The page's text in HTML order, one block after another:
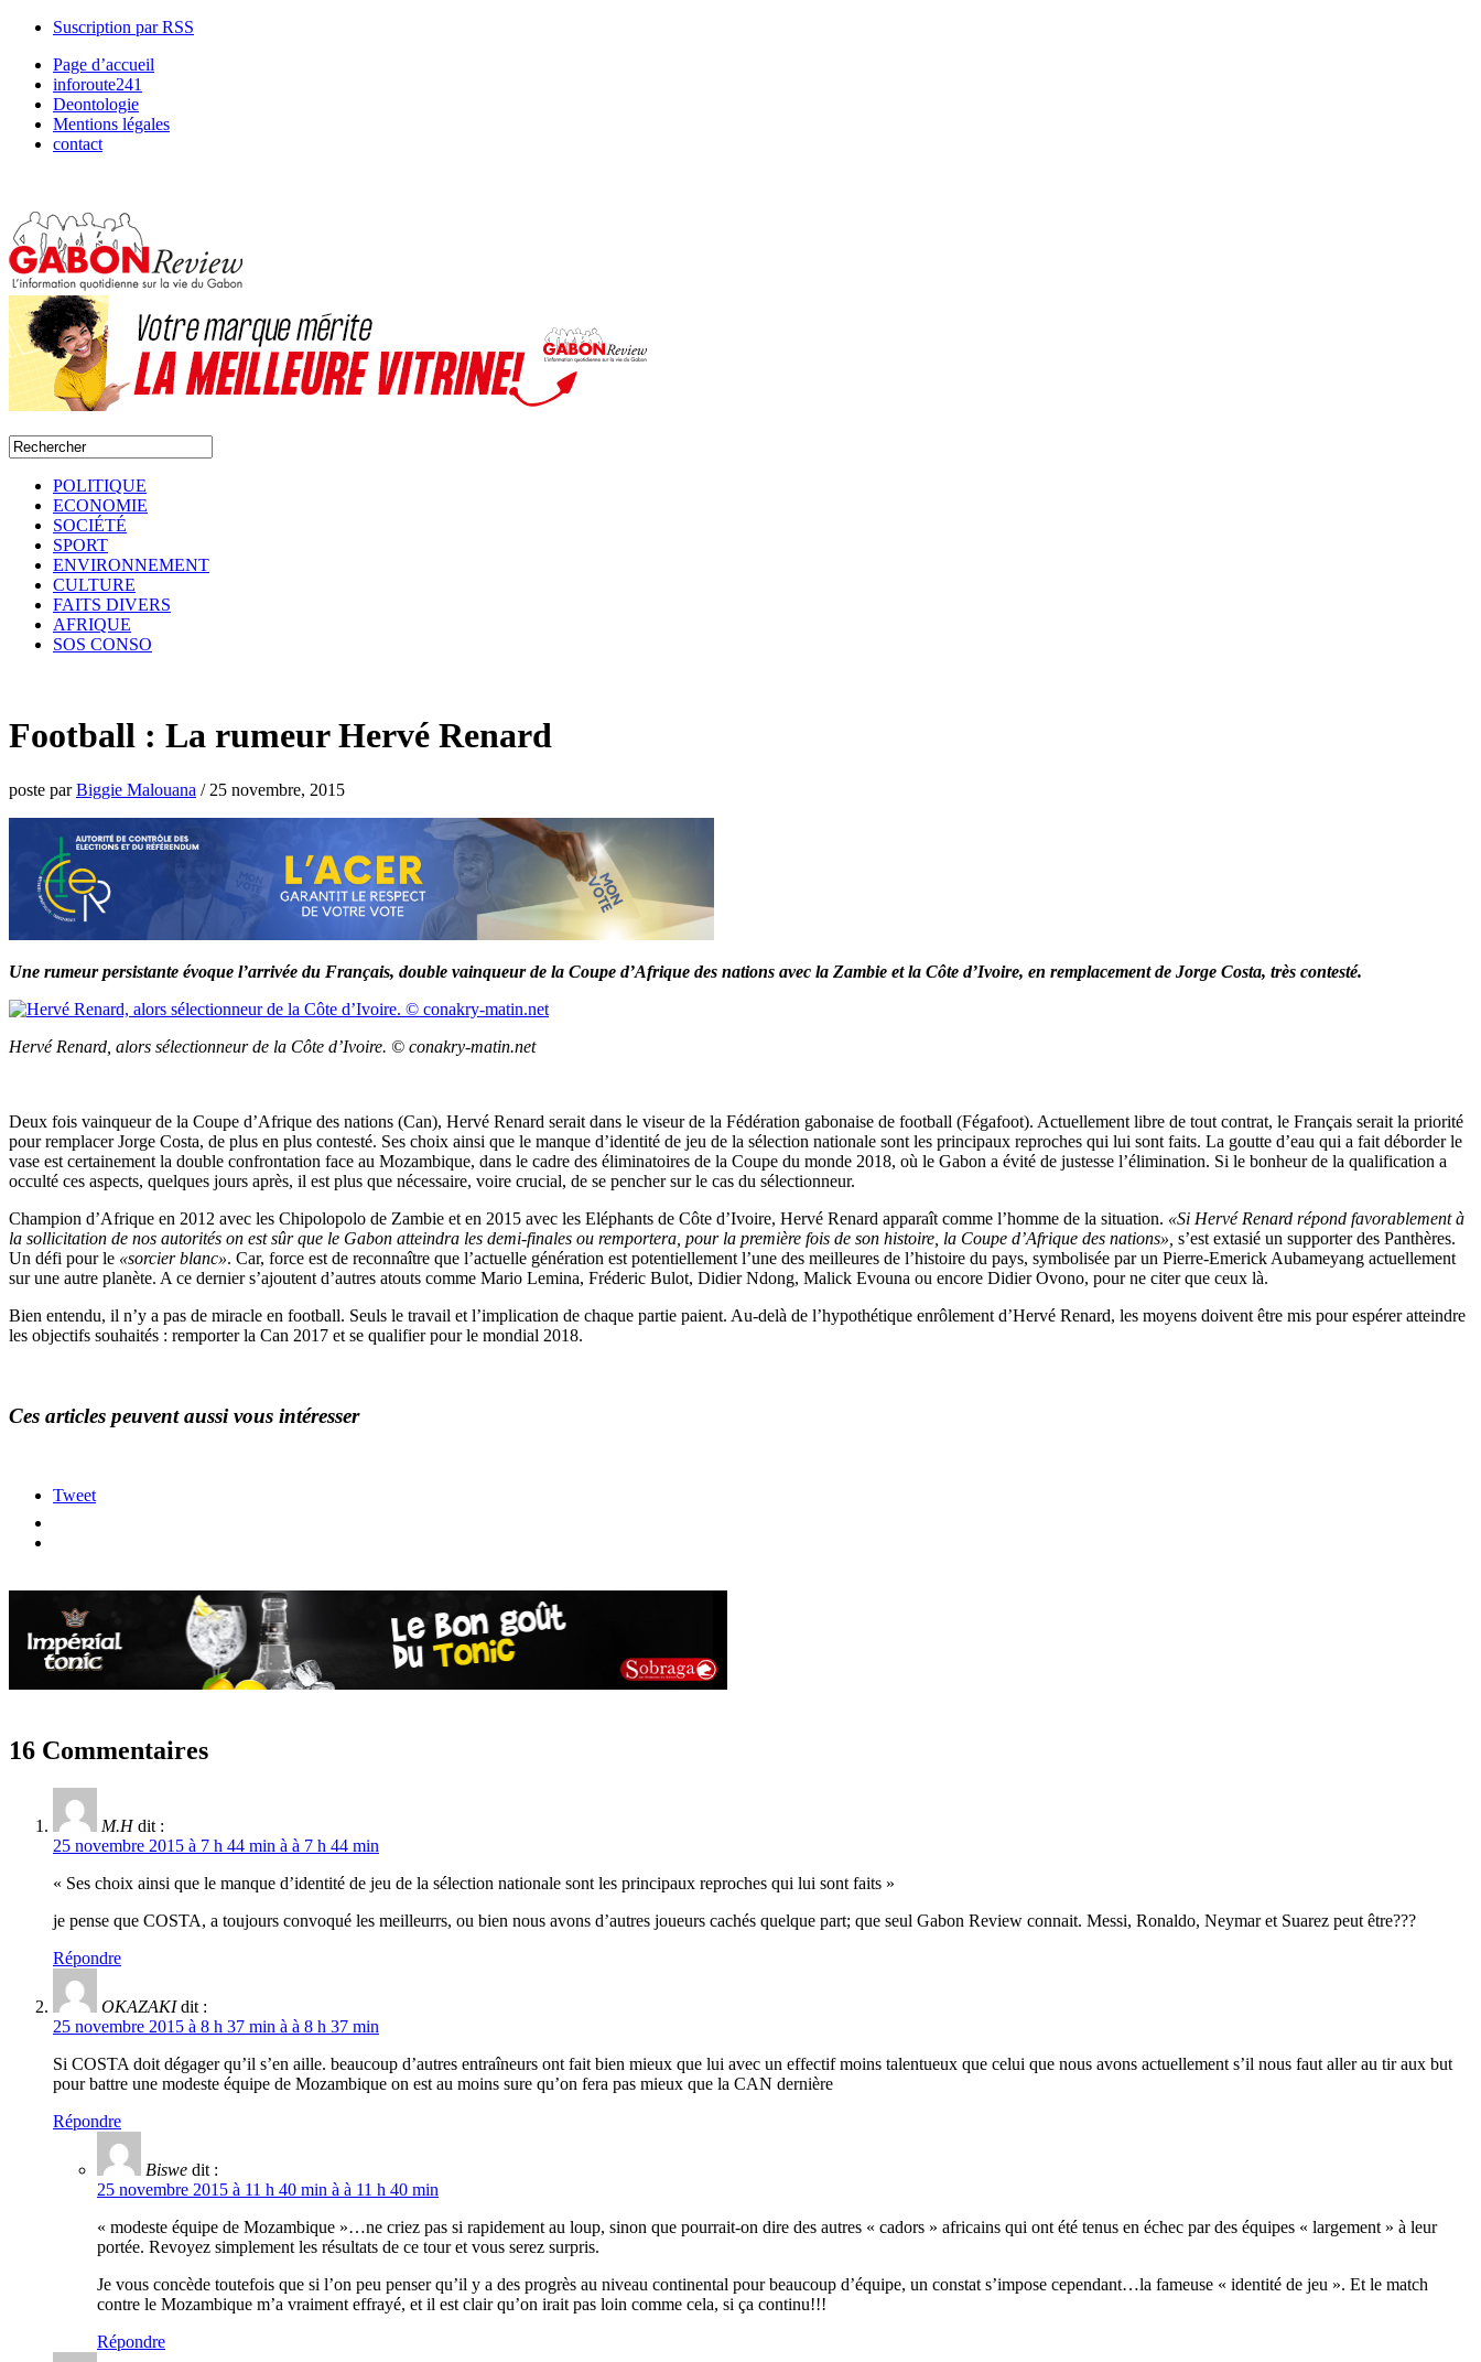
Suscription par RSS
Page d’accueil
inforoute241
Deontologie
Mentions légales
contact
POLITIQUE
ECONOMIE
SOCIÉTÉ
SPORT
ENVIRONNEMENT
CULTURE
FAITS DIVERS
AFRIQUE
SOS CONSO
Football : La rumeur Hervé Renard
poste parBiggie Malouana / 25 novembre, 2015
Une rumeur persistante évoque l’arrivée du Français, double vainqueur de la Coupe d’Afrique des nations avec la Zambie et la Côte d’Ivoire, en remplacement de Jorge Costa, très contesté.
Hervé Renard, alors sélectionneur de la Côte d’Ivoire. © conakry-matin.net
Deux fois vainqueur de la Coupe d’Afrique des nations (Can), Hervé Renard serait dans le viseur de la Fédération gabonaise de football (Fégafoot). Actuellement libre de tout contrat, le Français serait la priorité
pour remplacer Jorge Costa, de plus en plus contesté. Ses choix ainsi que le manque d’identité de jeu de la sélection nationale sont les principaux reproches qui lui sont faits. La goutte d’eau qui a fait déborder le
vase est certainement la double confrontation face au Mozambique, dans le cadre des éliminatoires de la Coupe du monde 2018, où le Gabon a évité de justesse l’élimination. Si le bonheur de la qualification a
occulté ces aspects, quelques jours après, il est plus que nécessaire, voire crucial, de se pencher sur le cas du sélectionneur.
Champion d’Afrique en 2012 avec les Chipolopolo de Zambie et en 2015 avec les Eléphants de Côte d’Ivoire, Hervé Renard apparaît comme l’homme de la situation. «Si Hervé Renard répond favorablement à
la sollicitation de nos autorités on est sûr que le Gabon atteindra les demi-finales ou remportera, pour la première fois de son histoire, la Coupe d’Afrique des nations», s’est extasié un supporter des Panthères.
Un défi pour le «sorcier blanc». Car, force est de reconnaître que l’actuelle génération est potentiellement l’une des meilleures de l’histoire du pays, symbolisée par un Pierre-Emerick Aubameyang actuellement
sur une autre planète. A ce dernier s’ajoutent d’autres atouts comme Mario Lemina, Fréderic Bulot, Didier Ndong, Malick Evouna ou encore Didier Ovono, pour ne citer que ceux là.
Bien entendu, il n’y a pas de miracle en football. Seuls le travail et l’implication de chaque partie paient. Au-delà de l’hypothétique enrôlement d’Hervé Renard, les moyens doivent être mis pour espérer atteindre
les objectifs souhaités : remporter la Can 2017 et se qualifier pour le mondial 2018.
Ces articles peuvent aussi vous intéresser
Tweet
16 Commentaires
M.H dit :
25 novembre 2015 à 7 h 44 min à à 7 h 44 min
« Ses choix ainsi que le manque d’identité de jeu de la sélection nationale sont les principaux reproches qui lui sont faits »
je pense que COSTA, a toujours convoqué les meilleurrs, ou bien nous avons d’autres joueurs cachés quelque part; que seul Gabon Review connait. Messi, Ronaldo, Neymar et Suarez peut être???
Répondre
OKAZAKI dit :
25 novembre 2015 à 8 h 37 min à à 8 h 37 min
Si COSTA doit dégager qu’il s’en aille. beaucoup d’autres entraîneurs ont fait bien mieux que lui avec un effectif moins talentueux que celui que nous avons actuellement s’il nous faut aller au tir aux but
pour battre une modeste équipe de Mozambique on est au moins sure qu’on fera pas mieux que la CAN dernière
Répondre
Biswe dit :
25 novembre 2015 à 11 h 40 min à à 11 h 40 min
« modeste équipe de Mozambique »…ne criez pas si rapidement au loup, sinon que pourrait-on dire des autres « cadors » africains qui ont été tenus en échec par des équipes « largement » à leur
portée. Revoyez simplement les résultats de ce tour et vous serez surpris.
Je vous concède toutefois que si l’on peu penser qu’il y a des progrès au niveau continental pour beaucoup d’équipe, un constat s’impose cependant…la fameuse « identité de jeu ». Et le match
contre le Mozambique m’a vraiment effrayé, et il est clair qu’on irait pas loin comme cela, si ça continu!!!
Répondre